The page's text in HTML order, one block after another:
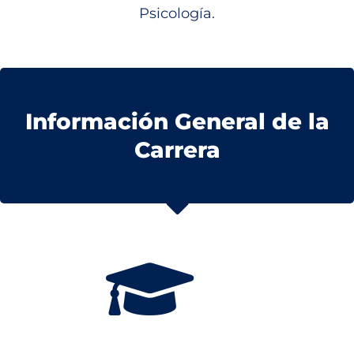
Psicología.
Información General de la
Carrera